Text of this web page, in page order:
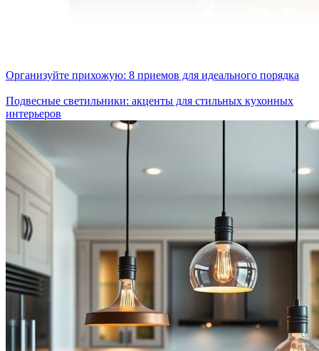
Организуйте прихожую: 8 приемов для идеального порядка
Подвесные светильники: акценты для стильных кухонных
интерьеров